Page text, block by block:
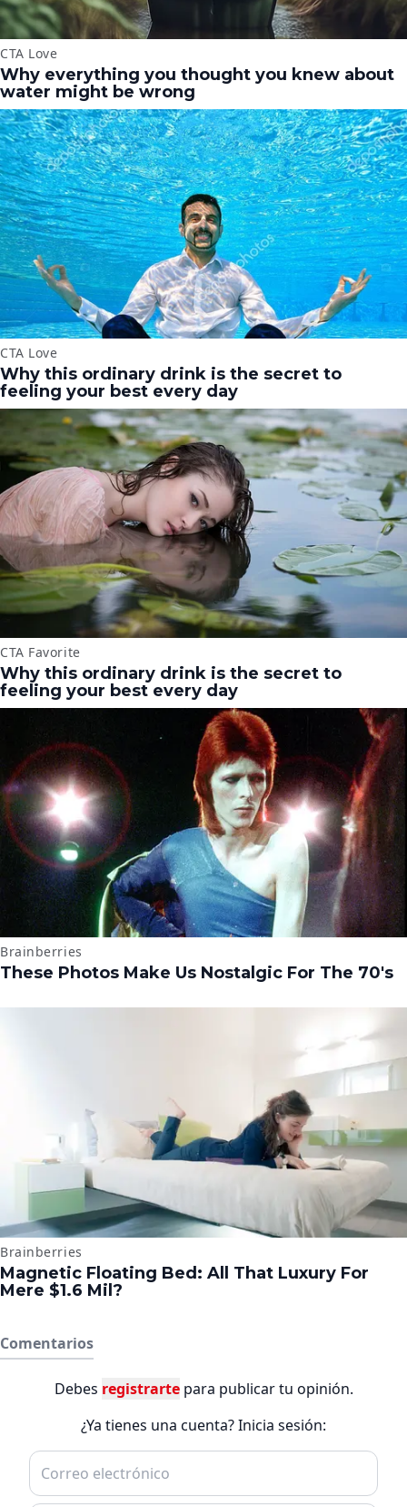
Comentarios
Debes registrartepara publicar tu opinión.
¿Ya tienes una cuenta? Inicia sesión: